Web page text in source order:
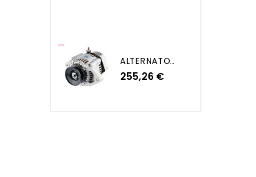
ALTERNATORE YANMAR JOHN...
255,26 €